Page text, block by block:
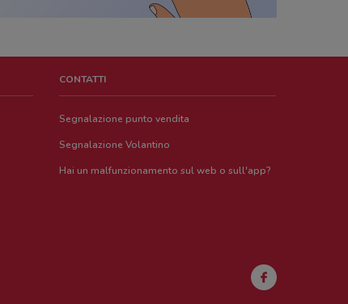
CONTATTI
Segnalazione punto vendita
Segnalazione Volantino
Hai un malfunzionamento sul web o sull'app?